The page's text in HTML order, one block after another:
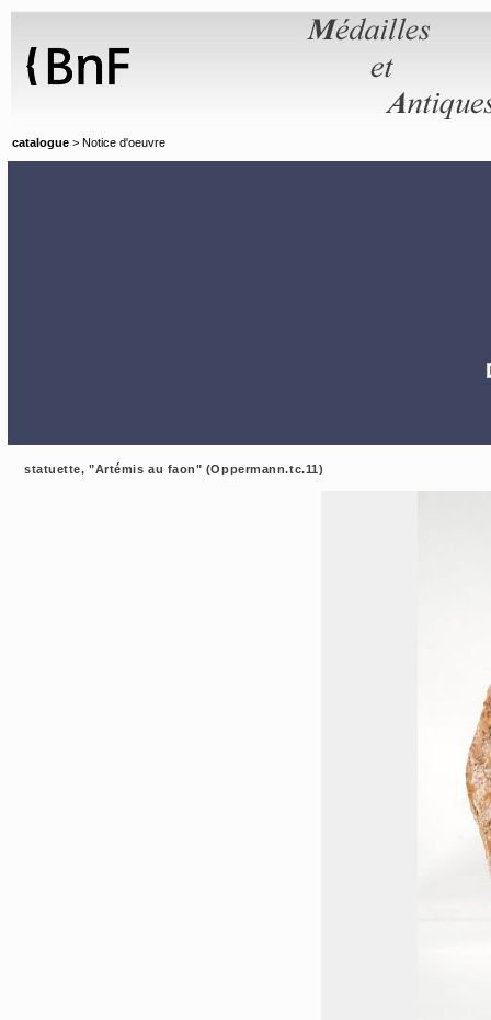
catalogue > Notice d'oeuvre
statuette, "Artémis au faon" (Oppermann.tc.11)